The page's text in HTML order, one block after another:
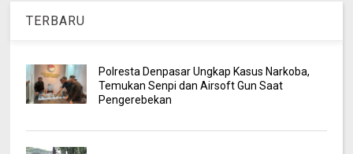
TERBARU
Polresta Denpasar Ungkap Kasus Narkoba,
Temukan Senpi dan Airsoft Gun Saat
Pengerebekan